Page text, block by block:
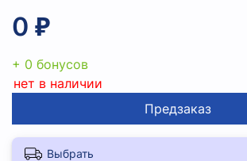
0 ₽
+ 0 бонусов
нет в наличии
Предзаказ
Выбрать